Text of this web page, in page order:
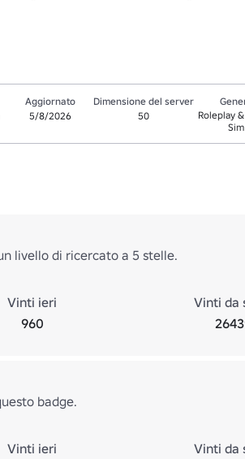
Aggiornato
5/8/2026
Dimensione del server
50
Roleplay
Sim
livello di ricercato a 5 stelle.
Vinti ieri
960
Vinti da
badge.
Vinti ieri
Vinti da